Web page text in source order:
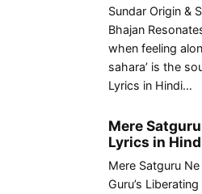
Sundar Origin &
Bhajan
when feeling
sahara’ is the
Lyrics in Hindi…
Mere
Lyrics in
Mere Satguru
Guru’s